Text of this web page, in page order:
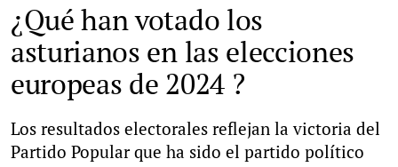
¿Qué han votado los
asturianos en las elecciones
europeas de 2024 ?
Los resultados electorales reflejan la victoria del
Partido Popular que ha sido el partido político